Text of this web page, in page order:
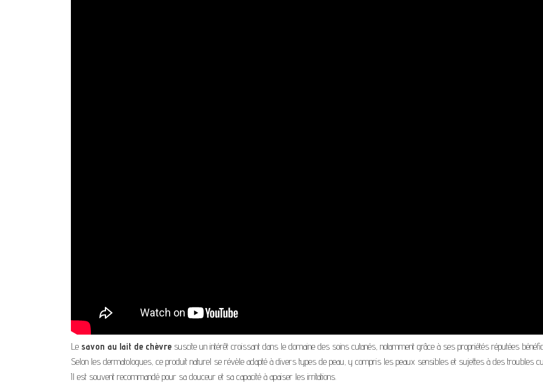
Le savon au lait de chèvre suscite un intérêt croissant dans le domaine des soins cutanés, notamment grâce à ses propriétés réputées
Selon les dermatologues, ce produit naturel se révèle adapté à divers types de peau, y compris les peaux sensibles et sujettes à des troubles
Il est souvent recommandé pour sa douceur et sa capacité à apaiser les irritations.